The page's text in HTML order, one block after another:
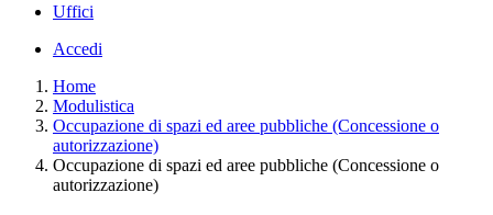
Uffici
Accedi
Home
Modulistica
Occupazione di spazi ed aree pubbliche (Concessione o
autorizzazione)
Occupazione di spazi ed aree pubbliche (Concessione o
autorizzazione)